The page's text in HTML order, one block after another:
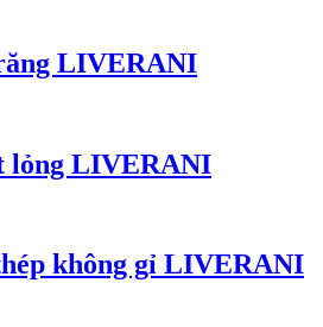
LIVERANI
lỏng LIVERANI
không gỉ LIVERANI